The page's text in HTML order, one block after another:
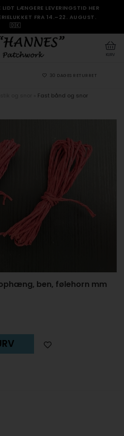
LÆNGERE LEVERINGSTID HER
FRA 14.–22. AUGUST.
🇩🇰
KURV
30 DAGES RETURRET
Fast bånd og snor
ben, følehorn mm